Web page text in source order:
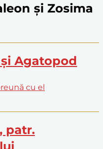
și Zosima
Agatopod
cu el
patr.